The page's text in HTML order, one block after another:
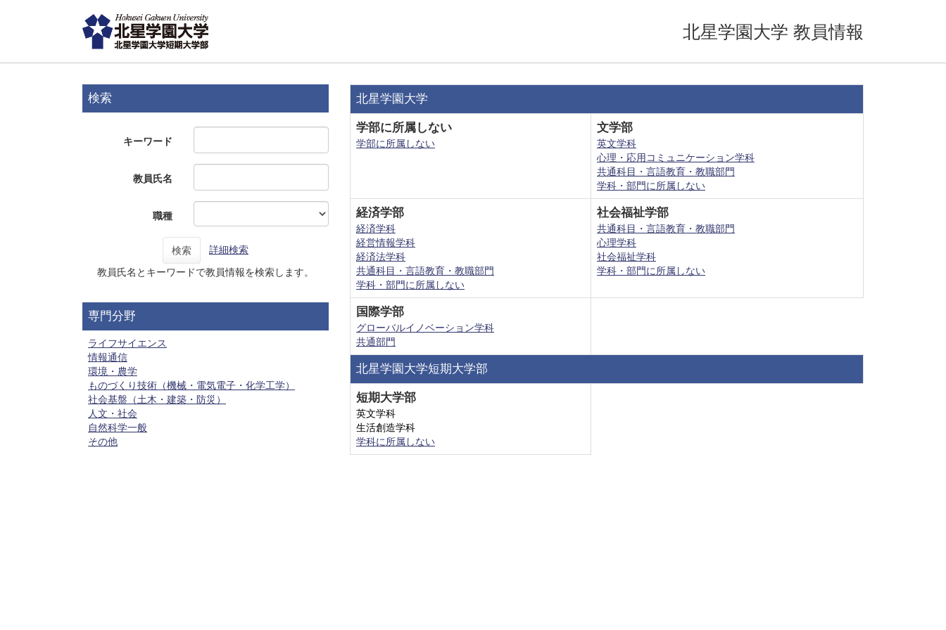
北星学園大学 教員情報
検索
キーワード
教員氏名
職種
検索 詳細検索
教員氏名とキーワードで教員情報を検索します。
専門分野
ライフサイエンス
情報通信
環境・農学
ものづくり技術（機械・電気電子・化学工学）
社会基盤（土木・建築・防災）
人文・社会
自然科学一般
その他
北星学園大学
学部に所属しない
学部に所属しない
文学部
英文学科
心理・応用コミュニケーション学科
共通科目・言語教育・教職部門
学科・部門に所属しない
経済学部
経済学科
経営情報学科
経済法学科
共通科目・言語教育・教職部門
学科・部門に所属しない
社会福祉学部
共通科目・言語教育・教職部門
心理学科
社会福祉学科
学科・部門に所属しない
国際学部
グローバルイノベーション学科
共通部門
北星学園大学短期大学部
短期大学部
英文学科
生活創造学科
学科に所属しない